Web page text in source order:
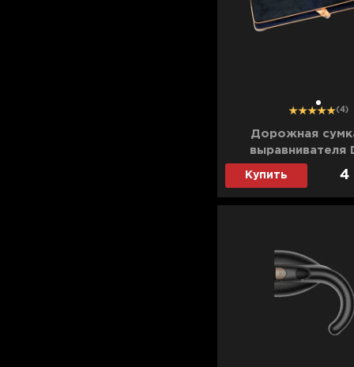
1 (4)
Дорожная
выравнивателя
Airstrait (Black/
Купить 4